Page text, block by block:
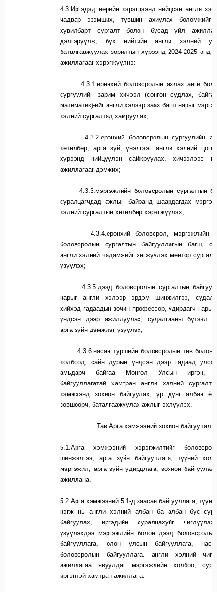
4.3. Иргэдэд өөрийн хэрэгцээнд нийцсэн англи
чадвар эзэмших, түвшин ахиулах боломжийг
хувилбарт сургалт болон бусад үйл
дэлгэрүүлж, бүх нийтийн англи хэлний ур
баталгаажуулах зорилтын хүрээнд 2024-2025 онд
ажиллагааг хэрэгжүүлнэ:
4.3.1. ерөнхий боловсролын ахлах анги
сургуулийн зарим хичээл (сонгон судлах,
математик)-ийг англи хэлээр заах багш нарыг
хэлний сургалтад хамруулах;
4.3.2.ерөнхий боловсролын сургуулийн
хөтөлбөр, арга зүй, үнэлгээг англи хэлний
хүрээнд нийцүүлэн сайжруулах, хичээлээс
ажиллагааг дэмжих;
4.3.3.мэргэжлийн боловсролын сургалтын
суралцагчдад ажлын байранд шаардагдах
хэлний сургалтын хөтөлбөр хэрэгжүүлэх;
4.3.4. ерөнхий боловсрол, мэргэжлийн
боловсролын сургалтын байгууллагын багш,
англи хэлний чадамжийг хөгжүүлэх ментор
үзүүлэх;
4.3.5. дээд боловсролын сургалтын
нарыг англи хэлээр эрдэм шинжилгээ,
хийхэд гадаадын зочин профессор, удирдагч
үндсэн дээр ажиллуулах, судалгааны бүтээл
арга зүйн дэмжлэг үзүүлэх;
4.3.6. насан туршийн боловсролын төв болон
холбоод, сайн дурын үндсэн дээр гадаад
амьдарч байгаа Монгол Улсын иргэн,
байгууллагатай хамтран англи хэлний
хэмжээнд зохион байгуулах, үр дүнг албан
зөвшөөрч, баталгаажуулах ажлыг эхлүүлэх.
Тав.Арга хэмжээний зохион байгуулалт
5.1.Арга хэмжээний хэрэгжилтийг
шинжилгээ, арга зүйн байгууллага, түүний
мэргэжил, арга зүйн удирдлага, зохион
ажиллана.
5.2.Арга хэмжээний 5.1-д заасан байгууллага,
нэгж нь англи хэлний албан ба албан бус
байгуулах, иргэдийн суралцахуйг
үзүүлэхдээ мэргэжлийн болон дээд
байгууллага, олон улсын байгууллага,
боловсролын байгууллага, англи хэлний
ажиллагаа явуулдаг мэргэжлийн холбоо,
иргэнтэй хамтран ажиллана.